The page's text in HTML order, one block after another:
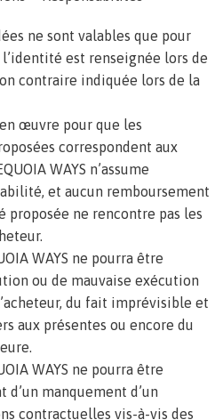
ne sont valables que pour
est renseignée lors de
contraire indiquée lors de la
en œuvre pour que les
correspondent aux
WAYS n’assume
et aucun remboursement
proposée ne rencontre pas les
WAYS ne pourra être
ou de mauvaise exécution
du fait imprévisible et
aux présentes ou encore du
WAYS ne pourra être
manquement d’un
contractuelles vis-à-vis des